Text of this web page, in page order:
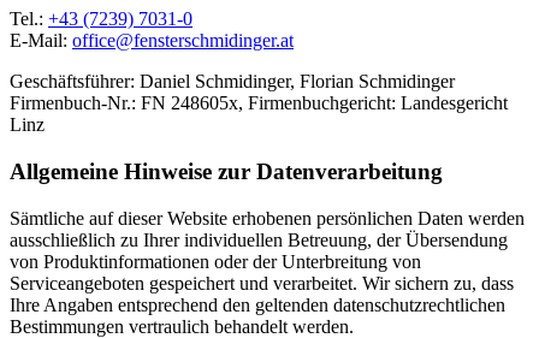
Tel.: +43 (7239) 7031-0
E-Mail: office@fensterschmidinger.at
Geschäftsführer: Daniel Schmidinger, Florian Schmidinger
Firmenbuch-Nr.: FN 248605x, Firmenbuchgericht: Landesgericht
Linz
Allgemeine Hinweise zur Datenverarbeitung
Sämtliche auf dieser Website erhobenen persönlichen Daten werden
ausschließlich zu Ihrer individuellen Betreuung, der Übersendung
von Produktinformationen oder der Unterbreitung von
Serviceangeboten gespeichert und verarbeitet. Wir sichern zu, dass
Ihre Angaben entsprechend den geltenden datenschutzrechtlichen
Bestimmungen vertraulich behandelt werden.